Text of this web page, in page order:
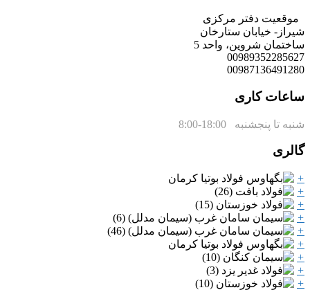
موقعیت دفتر مرکزی
شیراز- خیابان ستارخان
ساختمان شروین، واحد 5
00989352285627
00987136491280
ساعات کاری
شنبه تا پنجشنبه 1 8:00-8:00
گالری
+
+
+
+
+
+
+
+
+